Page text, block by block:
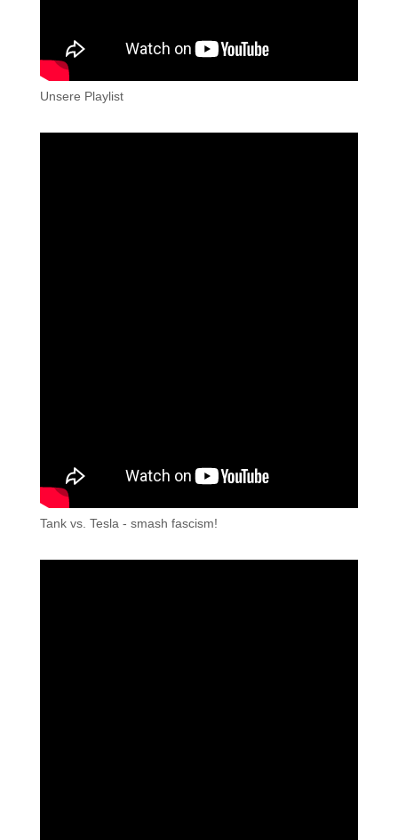
Unsere Playlist
Tank vs. Tesla - smash fascism!